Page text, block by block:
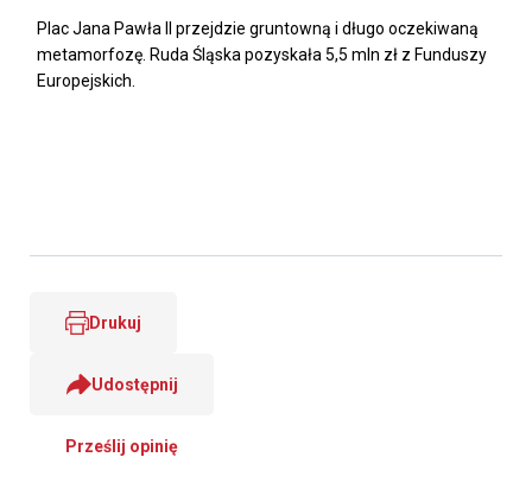
Plac Jana Pawła II przejdzie gruntowną i długo oczekiwaną
metamorfozę. Ruda Śląska pozyskała 5,5 mln zł z Funduszy
Europejskich.
Drukuj
Udostępnij
Prześlij opinię